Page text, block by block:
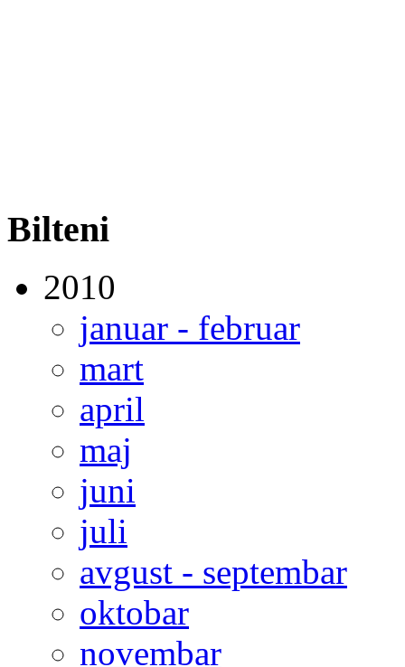
Bilteni
2010
januar - februar
mart
april
maj
juni
juli
avgust - septembar
oktobar
novembar